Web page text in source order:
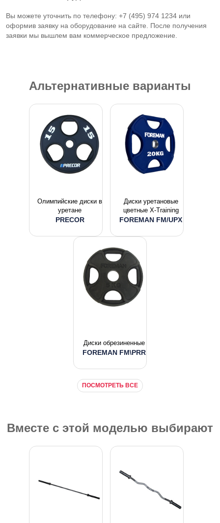
Вы можете уточнить по телефону: +7 (495) 974 1234 или
оформив заявку на оборудование на сайте. После получения
заявки мы вышлем вам коммерческое предложение.
Альтернативные варианты
Олимпийские диски в
уретане
PRECOR
Диски уретановые
цветные X-Training
FOREMAN FM/UPX
Диски обрезиненные
FOREMAN FM\PRR
ПОСМОТРЕТЬ ВСЕ
Вместе с этой моделью выбирают